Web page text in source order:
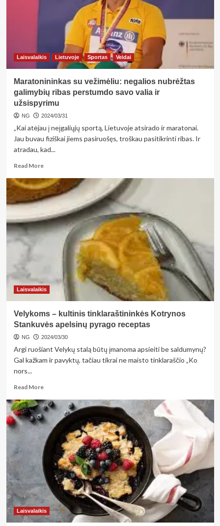
Laisvalaikis Lietuvoje Sportas Veidai
Maratonininkas su vežimėliu: negalios nubrėžtas
galimybių ribas perstumdo savo valia ir
užsispyrimu
NG 2024/03/31
„Kai atėjau į neįgaliųjų sportą, Lietuvoje atsirado ir maratonai.
Jau buvau fiziškai jiems pasiruošęs, troškau pasitikrinti ribas. Ir
atradau, kad...
Read MoreRead
about
Maratonininkas
su
vežimėliu:
negalios
nubrėžtas
galimybių
ir
užsispyrimu
Laisvalaikis
Velykoms – kultinis tinklaraštininkės Kotrynos
Stankuvės apelsinų pyrago receptas
NG 2024/03/30
Argi ruošiant Velykų stalą būtų įmanoma apsieiti be saldumynų?
Gal kažkam ir pavyktų, tačiau tikrai ne maisto tinklaraščio „Ko
nors...
Read MoreRead
about
Velykoms
–
kultinis
tinklaraštininkės
Kotrynos
Stankuvės
apelsinų
pyrago
receptas
Laisvalaikis